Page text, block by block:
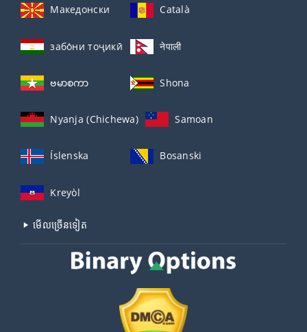
Македонски Català
забо́ни тоҷикӣ́ नेपाली
ဗမာစကာ Shona
Nyanja (Chichewa) Samoan
Íslenska Bosanski
Kreyòl
មើល​ច្រើន​ទៀត